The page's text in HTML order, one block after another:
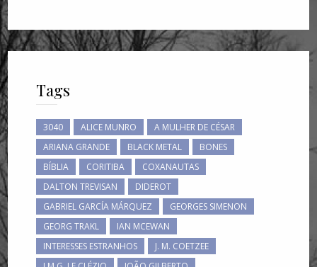
Tags
3040 ALICE MUNRO
A MULHER DE CÉSAR
ARIANA GRANDE
BLACK METAL
BONES
BÍBLIA
CORITIBA
COXANAUTAS
DALTON TREVISAN
DIDEROT
GABRIEL GARCÍA MÁRQUEZ
GEORGES SIMENON
GEORG TRAKL
IAN MCEWAN
INTERESSES ESTRANHOS
J. M. COETZEE